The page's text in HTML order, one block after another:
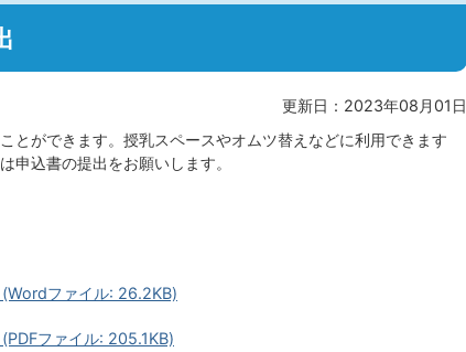
更新日：2023年08月01日
とができます。授乳スペースやオムツ替えなどに利用できます
申込書の提出をお願いします。
ファイル: 26.2KB)
ファイル: 205.1KB)